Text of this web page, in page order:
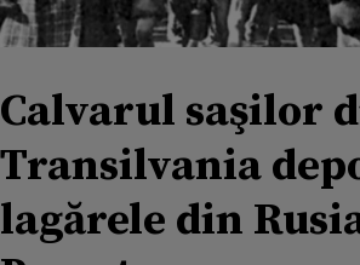
Calvarul saşilor
Transilvania
lagărele din